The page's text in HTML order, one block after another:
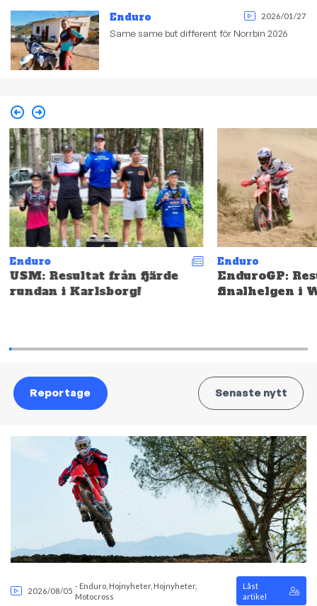
Enduro 2026/01/27
Same same but different för Norrbin 2026
Enduro
USM: Resultat från fjärde
rundan i Karlsborg!
Enduro
EnduroGP:
finalhelgen i
Reportage Senaste nytt
2026/08/05
- Enduro Hojnyheter, Hojnyheter,
Motocross
Låst
artikel